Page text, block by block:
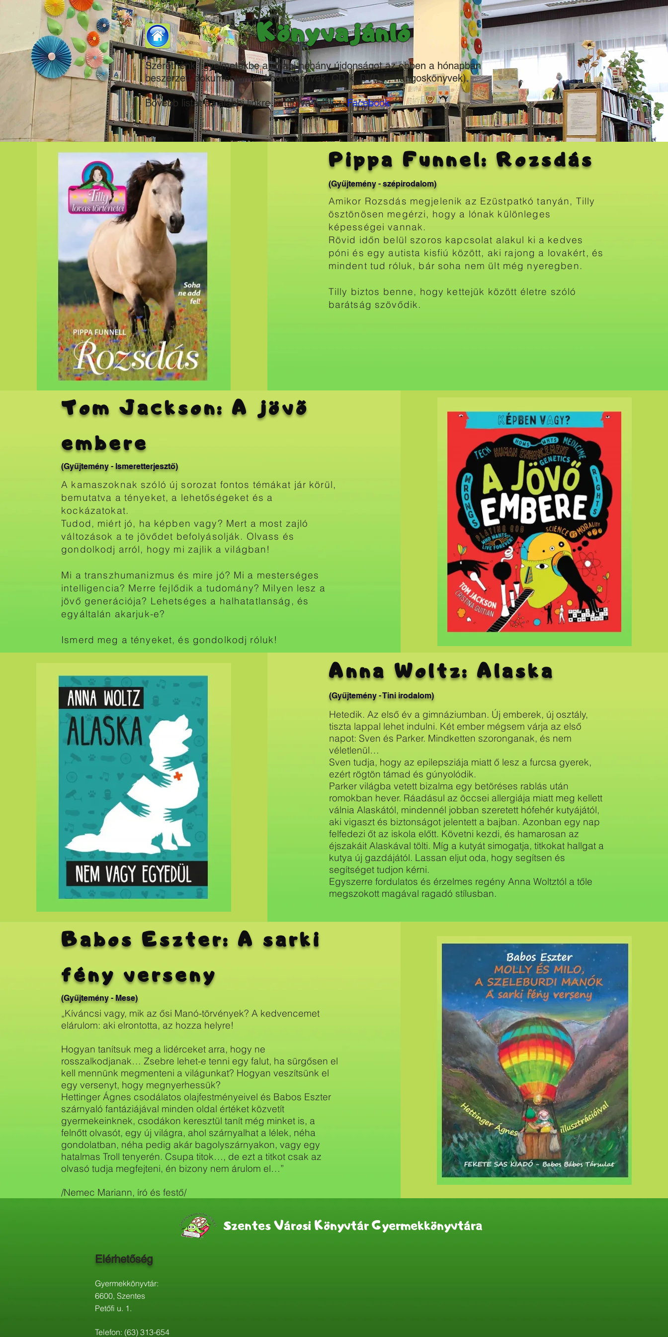
Könyvajánló
Szeretnénk figyelmetekbe ajánlani néhány újdonságot az ebben a hónapban
beszerzett dokumentumainkból (könyvek, CD-k, DVD-k, hangoskönyvek).
Bővebb listát az alábbi linkre kattintva találsz:Facebook
Pippa Funnel: Rozsdás
(Gyűjtemény - szépirodalom)
Amikor Rozsdás megjelenik az Ezüstpatkó tanyán, Tilly
ösztönösen megérzi, hogy a lónak különleges
képességei vannak.
Rövid időn belül szoros kapcsolat alakul ki a kedves
póni és egy autista kisfiú között, aki rajong a lovakért, és
mindent tud róluk, bár soha nem ült még nyeregben.
Tilly biztos benne, hogy kettejük között életre szóló
barátság szövődik.
Tom Jackson: A jövő
embere
(Gyűjtemény - Ismeretterjesztő)
A kamaszoknak szóló új sorozat fontos témákat jár körül,
bemutatva a tényeket, a lehetőségeket és a
kockázatokat.
Tudod, miért jó, ha képben vagy? Mert a most zajló
változások a te jövődet befolyásolják. Olvass és
gondolkodj arról, hogy mi zajlik a világban!
Mi a transzhumanizmus és mire jó? Mi a mesterséges
intelligencia? Merre fejlődik a tudomány? Milyen lesz a
jövő generációja? Lehetséges a halhatatlanság, és
egyáltalán akarjuk-e?
Ismerd meg a tényeket, és gondolkodj róluk!
Anna Woltz: Alaska
(Gyűjtemény - Tini irodalom)
Hetedik. Az első év a gimnáziumban. Új emberek, új osztály,
tiszta lappal lehet indulni. Két ember mégsem várja az első
napot: Sven és Parker. Mindketten szoronganak, és nem
véletlenül…
Sven tudja, hogy az epilepsziája miatt ő lesz a furcsa gyerek,
ezért rögtön támad és gúnyolódik.
Parker világba vetett bizalma egy betöréses rablás után
romokban hever. Ráadásul az öccsei allergiája miatt meg kellett
válnia Alaskától, mindennél jobban szeretett hófehér kutyájától,
aki vigaszt és biztonságot jelentett a bajban. Azonban egy nap
felfedezi őt az iskola előtt. Követni kezdi, és hamarosan az
éjszakáit Alaskával tölti. Míg a kutyát simogatja, titkokat hallgat a
kutya új gazdájától. Lassan eljut oda, hogy segítsen és
segítséget tudjon kérni.
Egyszerre fordulatos és érzelmes regény Anna Woltztól a tőle
megszokott magával ragadó stílusban.
Babos Eszter: A sarki
fény verseny
(Gyűjtemény - Mese)
„Kíváncsi vagy, mik az ősi Manó-törvények? A kedvencemet
elárulom: aki elrontotta, az hozza helyre!
Hogyan tanítsuk meg a lidérceket arra, hogy ne
rosszalkodjanak… Zsebre lehet-e tenni egy falut, ha sürgősen el
kell mennünk megmenteni a világunkat? Hogyan veszítsünk el
egy versenyt, hogy megnyerhessük?
Hettinger Ágnes csodálatos olajfestményeivel és Babos Eszter
szárnyaló fantáziájával minden oldal értéket közvetít
gyermekeinknek, csodákon keresztül tanít még minket is, a
felnőtt olvasót, egy új világra, ahol szárnyalhat a lélek, néha
gondolatban, néha pedig akár bagolyszárnyakon, vagy egy
hatalmas Troll tenyerén. Csupa titok…, de ezt a titkot csak az
olvasó tudja megfejteni, én bizony nem árulom el…”
/Nemec Mariann, író és festő/
Szentes Városi Könyvtár Gyermekkönyvtára
Elérhetőség
Gyermekkönyvtár:
6600, Szentes
Petőfi u. 1.
Telefon: (63) 313-654